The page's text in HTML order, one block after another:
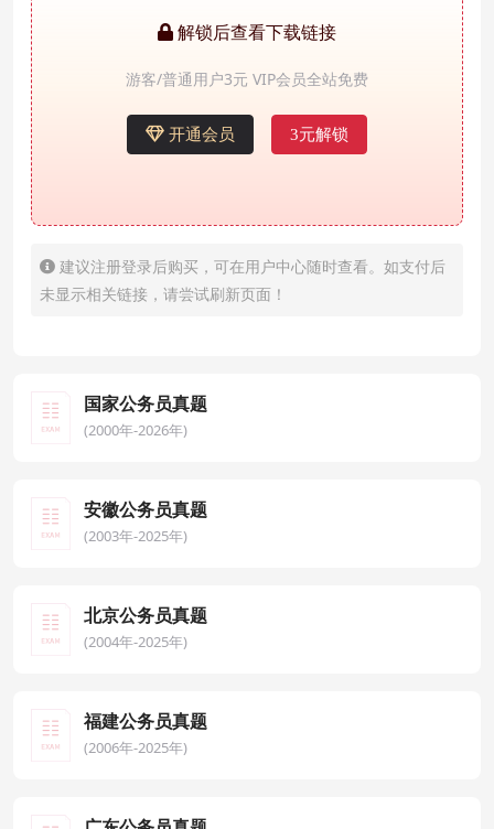
解锁后查看下载链接
游客/普通用户3元 VIP会员全站免费
开通会员 3元解锁
建议注册登录后购买，可在用户中心随时查看。如支付后
未显示相关链接，请尝试刷新页面！
国家公务员真题
(2000年-2026年)
安徽公务员真题
(2003年-2025年)
北京公务员真题
(2004年-2025年)
福建公务员真题
(2006年-2025年)